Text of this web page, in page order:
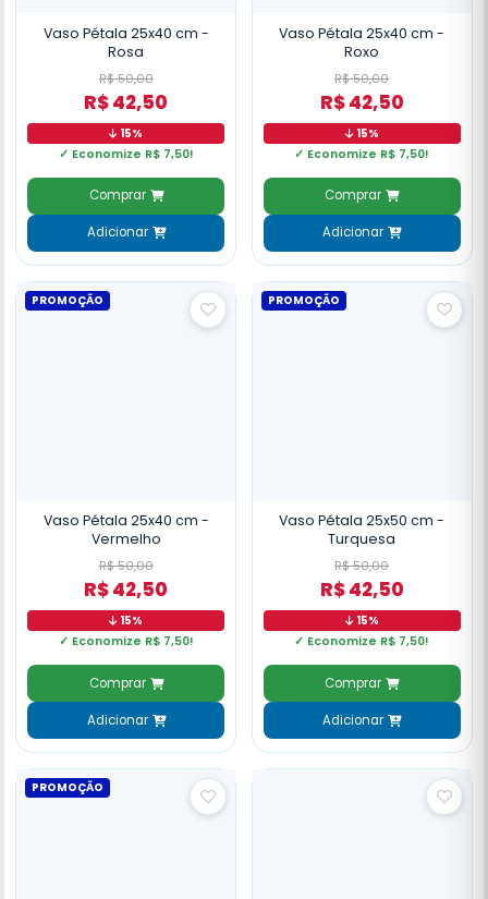
Vaso Pétala 25x40 cm -
Rosa
R$ 50,00
R$ 42,50
15%
✓ Economize R$ 7,50!
Comprar
Adicionar
Vaso Pétala 25x40 cm -
Roxo
R$ 50,00
R$ 42,50
15%
✓ Economize R$ 7,50!
Comprar
Adicionar
PROMOÇÃO
Vaso Pétala 25x40 cm -
Vermelho
R$ 50,00
R$ 42,50
15%
✓ Economize R$ 7,50!
Comprar
Adicionar
PROMOÇÃO
Vaso Pétala 25x50 cm -
Turquesa
R$ 50,00
R$ 42,50
15%
✓ Economize R$ 7,50!
Comprar
Adicionar
PROMOÇÃO